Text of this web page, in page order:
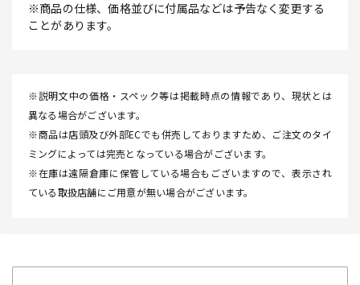
※商品の仕様、価格並びに付属品などは予告なく変更する
ことがあります。
※説明文中の価格・スペック等は掲載時点の情報であり、現状とは
異なる場合がございます。
※商品は店頭及び外部ECでも併売しておりますため、ご注文のタイ
ミングによっては完売となっている場合がございます。
※在庫は遠隔倉庫に保管している場合もございますので、表示され
ている取扱店舗にご用意が無い場合がございます。